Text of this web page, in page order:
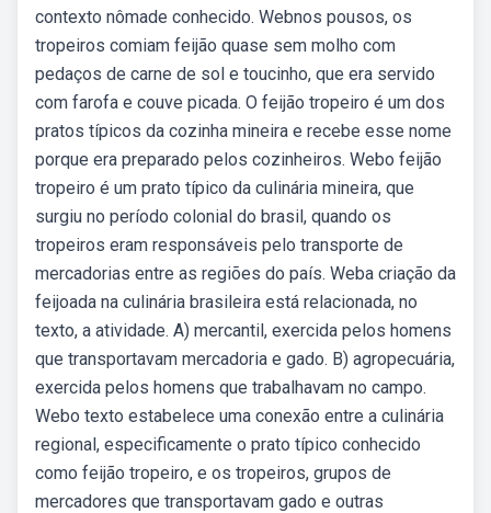
contexto nômade conhecido. Webnos pousos, os
tropeiros comiam feijão quase sem molho com
pedaços de carne de sol e toucinho, que era servido
com farofa e couve picada. O feijão tropeiro é um dos
pratos típicos da cozinha mineira e recebe esse nome
porque era preparado pelos cozinheiros. Webo feijão
tropeiro é um prato típico da culinária mineira, que
surgiu no período colonial do brasil, quando os
tropeiros eram responsáveis pelo transporte de
mercadorias entre as regiões do país. Weba criação da
feijoada na culinária brasileira está relacionada, no
texto, a atividade. A) mercantil, exercida pelos homens
que transportavam mercadoria e gado. B) agropecuária,
exercida pelos homens que trabalhavam no campo.
Webo texto estabelece uma conexão entre a culinária
regional, especificamente o prato típico conhecido
como feijão tropeiro, e os tropeiros, grupos de
mercadores que transportavam gado e outras